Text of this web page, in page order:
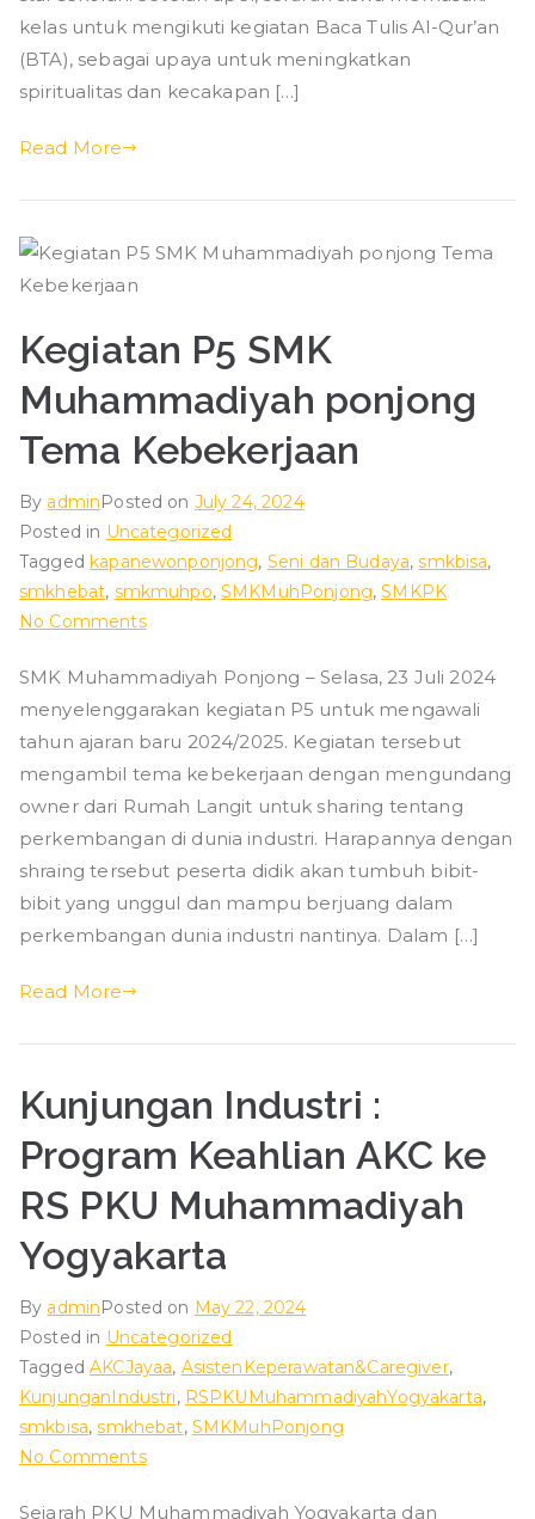
Ponjong
kelas untuk mengikuti kegiatan Baca Tulis Al-Qur’an
(BTA), sebagai upaya untuk meningkatkan
spiritualitas dan kecakapan […]
Read More
Kegiatan P5 SMK
Muhammadiyah ponjong
Tema Kebekerjaan
By adminPosted on July 24, 2024
Posted in Uncategorized
Tagged kapanewonponjong, Seni dan Budaya,smkbisa,
smkhebat, smkmuhpo,SMKMuhPonjong,SMKPK
No Commentson
P5
SMK
Muhammadiyah
ponjong
Tema
Kebekerjaan
SMK Muhammadiyah Ponjong – Selasa, 23 Juli 2024
menyelenggarakan kegiatan P5 untuk mengawali
tahun ajaran baru 2024/2025. Kegiatan tersebut
mengambil tema kebekerjaan dengan mengundang
owner dari Rumah Langit untuk sharing tentang
perkembangan di dunia industri. Harapannya dengan
shraing tersebut peserta didik akan tumbuh bibit-
bibit yang unggul dan mampu berjuang dalam
perkembangan dunia industri nantinya. Dalam […]
Read More
Kunjungan Industri :
Program Keahlian AKC ke
RS PKU Muhammadiyah
Yogyakarta
By adminPosted on May 22, 2024
Posted in Uncategorized
TaggedAKCJayaa, AsistenKeperawatan&Caregiver,
KunjunganIndustri, RSPKUMuhammadiyahYogyakarta,
smkbisa,smkhebat, SMKMuhPonjong
No Commentson
Sejarah PKU Muhammadiyah Yogyakarta dan